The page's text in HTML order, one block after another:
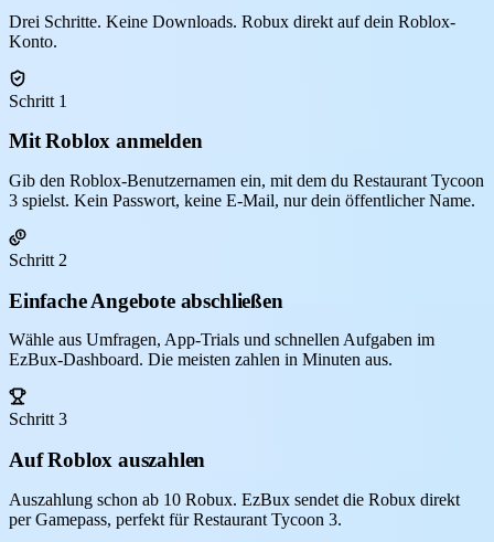
Drei Schritte. Keine Downloads. Robux direkt auf dein Roblox-
Konto.
Schritt 1
Mit Roblox anmelden
Gib den Roblox-Benutzernamen ein, mit dem du Restaurant Tycoon
3 spielst. Kein Passwort, keine E-Mail, nur dein öffentlicher Name.
Schritt 2
Einfache Angebote abschließen
Wähle aus Umfragen, App-Trials und schnellen Aufgaben im
EzBux-Dashboard. Die meisten zahlen in Minuten aus.
Schritt 3
Auf Roblox auszahlen
Auszahlung schon ab 10 Robux. EzBux sendet die Robux direkt
per Gamepass, perfekt für Restaurant Tycoon 3.